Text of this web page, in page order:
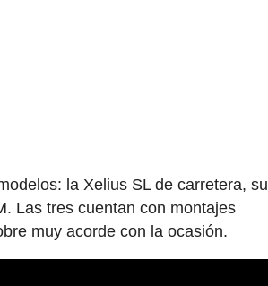
la Xelius SL de carretera, su
Las tres cuentan con montajes
muy acorde con la ocasión.